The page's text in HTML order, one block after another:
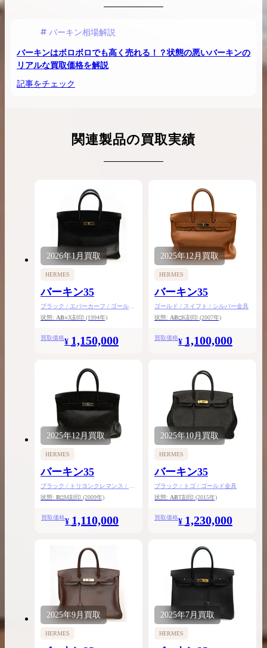
バーキン相場解説
バーキンはボロボロでも高く売れる！？状態の悪いバーキンの
リアルな買取価格を解説
記事をチェック
関連製品の買取実績
2026年1月買取
HERMES
バーキン35
ブラック / エバーカーフ / ゴールド
金具
状態: AB○X刻印 (1994年)
買取価格¥ 1,150,000
2025年12月買取
HERMES
バーキン35
ゴールド / スイフト / シルバー金具
状態: AB□K刻印 (2007年)
買取価格¥ 1,100,000
2025年12月買取
HERMES
バーキン35
ブラック / トリヨンクレマンス / シ
ルバー金具
状態: B□M刻印 (2009年)
買取価格¥ 1,110,000
2025年10月買取
HERMES
バーキン35
ブラック / トゴ / ゴールド金具
状態: ABT刻印 (2015年)
買取価格¥ 1,230,000
2025年9月 買取
HERMES
2025年7月買取
HERMES